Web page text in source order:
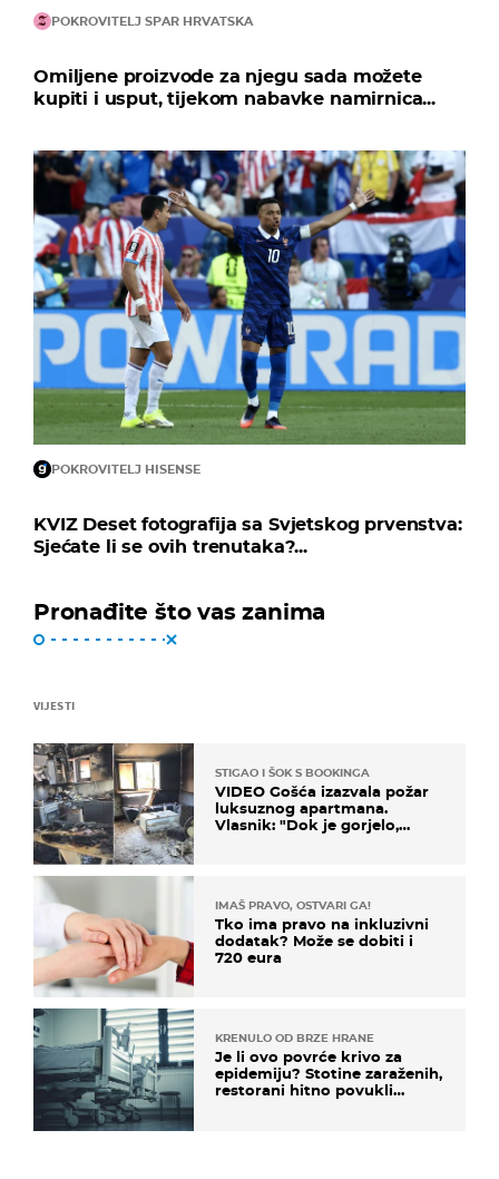
POKROVITELJ SPAR HRVATSKA
Omiljene proizvode za njegu sada možete
kupiti i usput, tijekom nabavke namirnica...
POKROVITELJ HISENSE
KVIZ Deset fotografija sa Svjetskog prvenstva:
Sjećate li se ovih trenutaka?...
Pronađite što vas zanima
VIJESTI
STIGAO I ŠOK S BOOKINGA
VIDEO Gošća izazvala požar
luksuznog apartmana.
Vlasnik: "Dok je gorjelo,
IMAŠ PRAVO, OSTVARI GA!
Tko ima pravo na inkluzivni
dodatak? Može se dobiti i
720 eura
KRENULO OD BRZE HRANE
Je li ovo povrće krivo za
epidemiju? Stotine zaraženih,
restorani hitno povukli